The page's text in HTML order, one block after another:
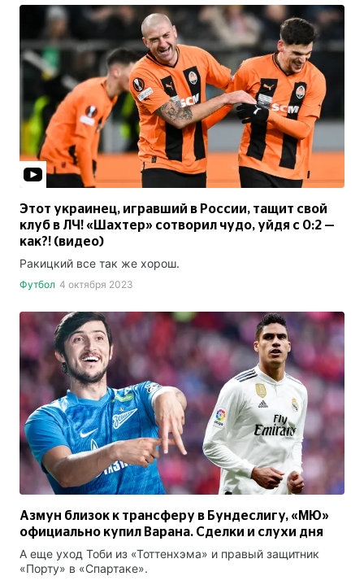
Этот украинец, игравший в России, тащит свой
клуб в ЛЧ! «Шахтер» сотворил чудо, уйдя с 0:2 —
как?! (видео)
Ракицкий все так же хорош.
Футбол 4 октября 2023
Азмун близок к трансферу в Бундеслигу, «МЮ»
официально купил Варана. Сделки и слухи дня
А еще уход Тоби из «Тоттенхэма» и правый защитник
«Порту» в «Спартаке».